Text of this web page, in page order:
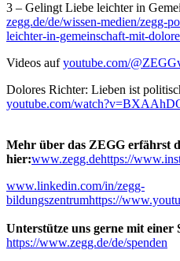
3 – Gelingt Liebe leichter in
zegg.de/de/wissen-medien/zegg-
leichter-in-gemeinschaft-mit-
Videos aufyoutube.com/
Dolores Richter: Lieben ist
youtube.com/
Mehr über das ZEGG erfährst
hier:www.zegg.dehttps://
www.linkedin.com/in/zegg-
bildungszentrumhttps://
Unterstütze uns gerne mit einer
https://www.zegg.de/de/spenden